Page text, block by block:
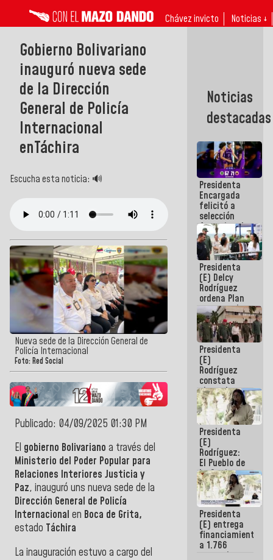
Chávez invicto Noticias ↓
Gobierno Bolivariano
inauguró nueva sede
de la Dirección
General de Policía
Internacional
enTáchira
Escucha esta noticia: 🔊
Nueva sede de la Dirección General de
Policía Internacional
Foto: Red Social
Publicado: 04/09/2025 01:30 PM
El gobierno Bolivariano a través del
Ministerio del Poder Popular para
Relaciones Interiores Justicia y
Paz, inauguró uns nueva sede de la
Dirección General de Policía
Internacional en Boca de Grita,
estado Táchira
La inauguración estuvo a cargo del
Noticias
destacadas
Presidenta
Encargada
felicitó a
selección
femenina de
baloncesto
por su
clasificación
a la
AmeriCup
2027
Presidenta
(E) Delcy
Rodríguez
ordena Plan
maestro de
desarrollo
logístico y
turístico
para La
Guaira
Presidenta
(E)
Rodríguez
constata
obras de
rehabilitación
de Escuela
Militar de
Mamo en La
Guaira
Presidenta
(E)
Rodríguez:
El Pueblo de
La Guaira
siempre
estará
acompañada
por el
Gobierno
Nacional
Presidenta
(E) entrega
financiamientos
a 1.766
comerciantes